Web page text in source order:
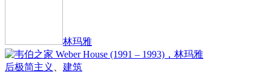
林玛雅
后极简主义 建筑